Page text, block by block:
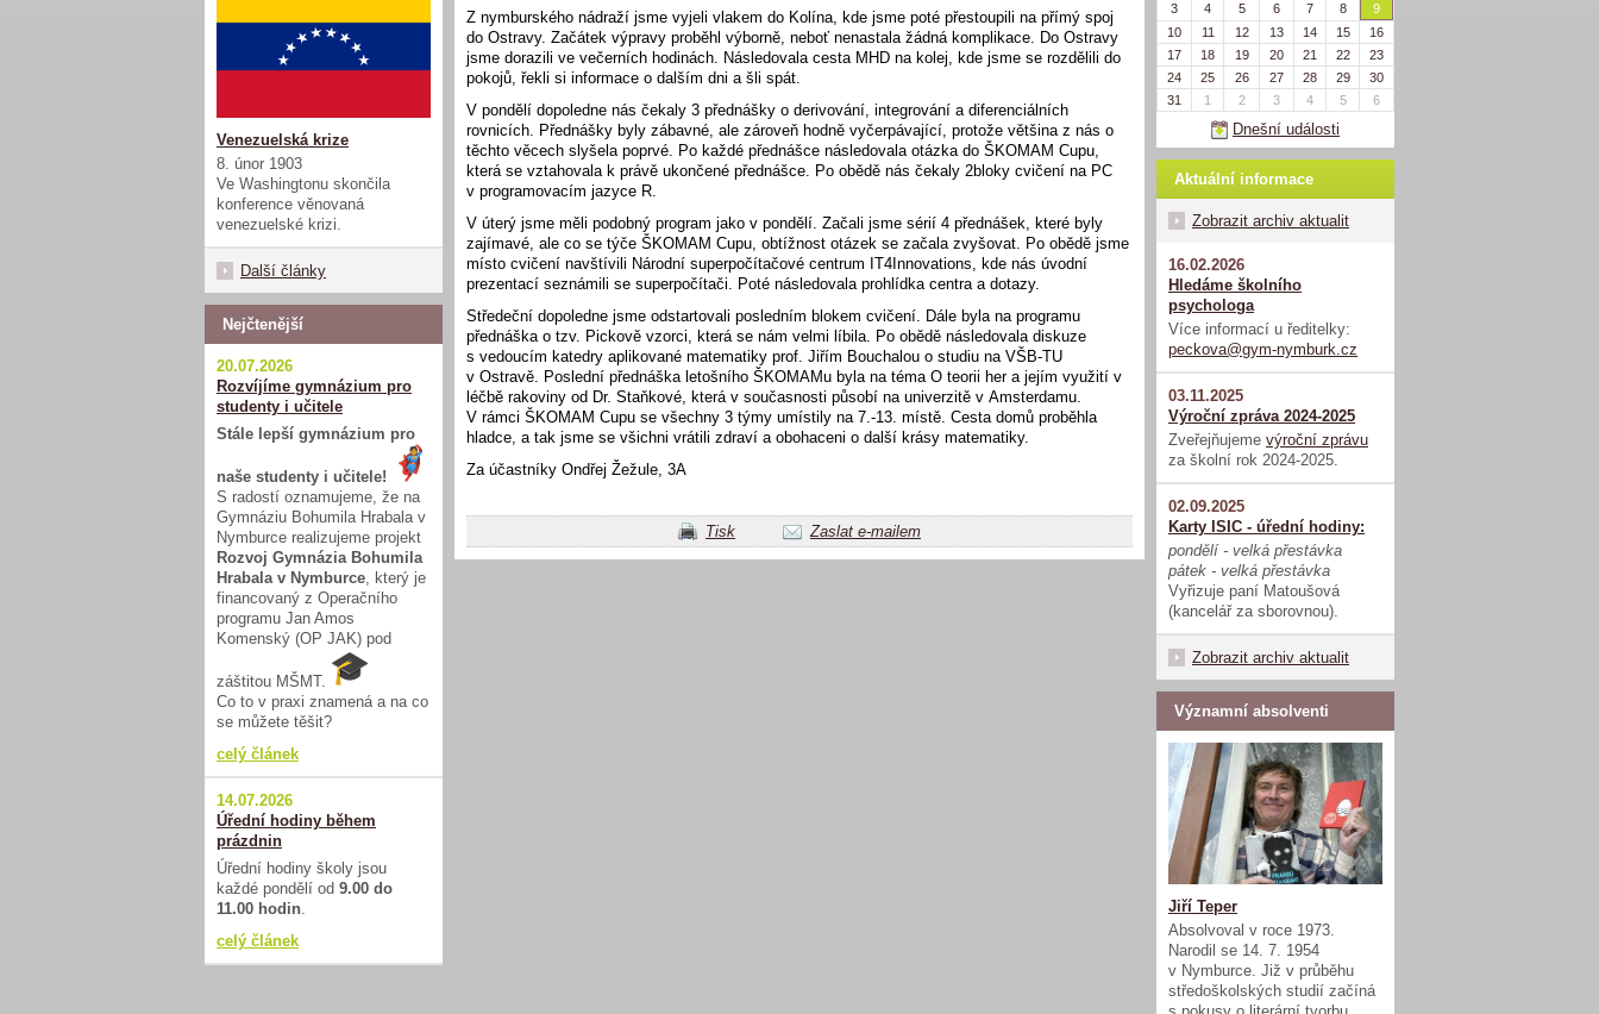
Z nymburského nádraží jsme vyjeli vlakem do Kolína, kde jsme poté přestoupili na přímý spoj
do Ostravy. Začátek výpravy proběhl výborně, neboť nenastala žádná komplikace. Do Ostravy
jsme dorazili ve večerních hodinách. Následovala cesta MHD na kolej, kde jsme se rozdělili do
pokojů, řekli si informace o dalším dni a šli spát.
V pondělí dopoledne nás čekaly 3 přednášky o derivování, integrování a diferenciálních
rovnicích. Přednášky byly zábavné, ale zároveň hodně vyčerpávající, protože většina z nás o
těchto věcech slyšela poprvé. Po každé přednášce následovala otázka do ŠKOMAM Cupu,
která se vztahovala k právě ukončené přednášce. Po obědě nás čekaly 2bloky cvičení na PC
v programovacím jazyce R.
V úterý jsme měli podobný program jako v pondělí. Začali jsme sérií 4 přednášek, které byly
zajímavé, ale co se týče ŠKOMAM Cupu, obtížnost otázek se začala zvyšovat. Po obědě jsme
místo cvičení navštívili Národní superpočítačové centrum IT4Innovations, kde nás úvodní
prezentací seznámili se superpočítači. Poté následovala prohlídka centra a dotazy.
Středeční dopoledne jsme odstartovali posledním blokem cvičení. Dále byla na programu
přednáška o tzv. Pickově vzorci, která se nám velmi líbila. Po obědě následovala diskuze
s vedoucím katedry aplikované matematiky prof. Jiřím Bouchalou o studiu na VŠB-TU
v Ostravě. Poslední přednáška letošního ŠKOMAMu byla na téma O teorii her a jejím využití v
léčbě rakoviny od Dr. Staňkové, která v současnosti působí na univerzitě v Amsterdamu.
V rámci ŠKOMAM Cupu se všechny 3 týmy umístily na 7.-13. místě. Cesta domů proběhla
hladce, a tak jsme se všichni vrátili zdraví a obohaceni o další krásy matematiky.
Za účastníky Ondřej Žežule, 3A
Tisk Zaslat e-mailem
3
4 5 6 7 8
9
10
11 12 13 14 15
16
17
18 19 20 21 22
23
24
25 26 27 28 29
30
31
1 2 3 4 5 6
Dnešní události
Aktuální informace
Zobrazit archiv aktualit
16.02.2026
Hledáme školního
psychologa
Více informací u ředitelky:
peckova@gym-nymburk.cz
03.11.2025
Výroční zpráva 2024-2025
Zveřejňujeme výroční zprávu
za školní rok 2024-2025.
02.09.2025
Karty ISIC - úřední hodiny:
pondělí - velká přestávka
pátek - velká přestávka
Vyřizuje paní Matoušová
(kancelář za sborovnou).
Zobrazit archiv aktualit
Významní absolventi
Jiří Teper
Absolvoval v roce 1973.
Narodil se 14. 7. 1954
v Nymburce. Již v průběhu
středoškolských studií začíná
Venezuelská krize
8. únor 1903
Ve Washingtonu skončila
konference věnovaná
venezuelské krizi.
Další články
Nejčtenější
20.07.2026
Rozvíjíme gymnázium pro
studenty i učitele
Stále lepší gymnázium pro
naše studenty i učitele!
S radostí oznamujeme, že na
Gymnáziu Bohumila Hrabala v
Nymburce realizujeme projekt
Rozvoj Gymnázia Bohumila
Hrabala v Nymburce, který je
financovaný z Operačního
programu Jan Amos
Komenský (OP JAK) pod
záštitou MŠMT.
Co to v praxi znamená a na co
se můžete těšit?
celý článek
14.07.2026
Úřední hodiny během
prázdnin
Úřední hodiny školy jsou
každé pondělí od 9.00 do
11.00 hodin.
celý článek